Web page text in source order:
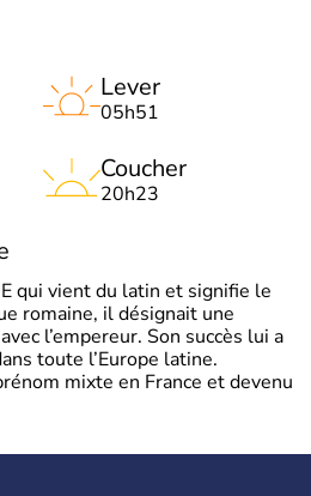
Lever
05h51
Coucher
20h23
qui vient du latin et signifie le
romaine, il désignait une
l’empereur. Son succès lui a
toute l’Europe latine.
mixte en France et devenu